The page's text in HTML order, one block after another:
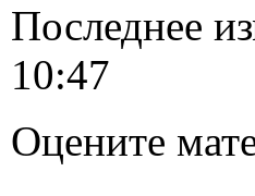
Последнее
10:47
Оцените